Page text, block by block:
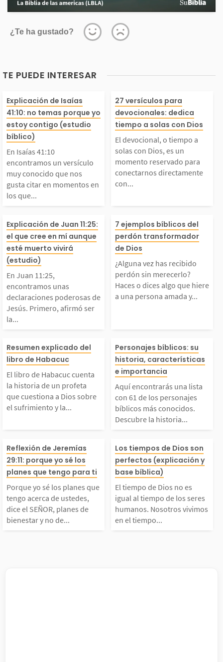
¿Te ha gustado?
TE PUEDE INTERESAR
Isaías 41:10 encon
un versículo m
conocido que nos g
citar en momento
en los que necesitam
ánimo o fortaleza.
versículo dice as
Explicación de Isaías
41:10: no temas porque yo
estoy contigo (estudio
bíblico)
En Isaías 41:10
encontramos un versículo
muy conocido que nos
gusta citar en momentos en
los que...
El devocional,
o a solas con
un momento
o para
rectamente
o Padre
er un
do en un...
27 versículos para
devocionales: dedica
tiempo a solas con Dios
El devocional, o tiempo a
solas con Dios, es un
momento reservado para
conectarnos directamente
con...
Juan 11:25, encont
unas declaraci
poderosas de Jes
Primero, afirmó se
resurrección y la
dejando claro qu
tenía poder para ven
Explicación de Juan 11:25:
el que cree en mí aunque
esté muerto vivirá
(estudio)
En Juan 11:25,
encontramos unas
declaraciones poderosas de
Jesús. Primero, afirmó ser
la...
¿Alguna vez
ido perdón sin
rlo? Haces o
o que hiere a
ona amada y
e has cruzado
a, que no
erdón....
7 ejemplos bíblicos del
perdón transformador
de Dios
¿Alguna vez has recibido
perdón sin merecerlo?
Haces o dices algo que hiere
a una persona amada y...
libro de Habacuc c
la historia de u
profeta que cuestion
a Dios sobre el sufri
y la maldad qu
ve a su alrededor. Di
le explica que, en e
Resumen explicado del
libro de Habacuc
El libro de Habacuc cuenta
la historia de un profeta
que cuestiona a Dios sobre
el sufrimiento y la...
Aquí
lista con 61 de
sonajes
onocidos.
historia de
nes fueron y
on
Personajes bíblicos: su
historia, características
e importancia
Aquí encontrarás una lista
con 61 de los personajes
bíblicos más conocidos.
Descubre la historia...
yo sé los plan
que tengo acerca d
ustedes, dice el SEÑ
planes de bienest
Reflexión de Jeremías
29:11: porque yo sé los
planes que tengo para ti
Porque yo sé los planes que
tengo acerca de ustedes,
dice el SEÑOR, planes de
bienestar y no de...
El tiempo de
es igual al
os seres
otros vivimos
Los tiempos de Dios son
perfectos (explicación y
base bíblica)
El tiempo de Dios no es
igual al tiempo de los seres
humanos. Nosotros vivimos
en el tiempo...